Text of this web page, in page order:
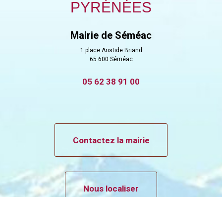
PYRÉNÉES
Mairie de Séméac
1 place Aristide Briand
65 600 Séméac
05 62 38 91 00
Contactez la mairie
Nous localiser